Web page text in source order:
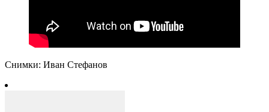
Снимки: Иван Стефанов